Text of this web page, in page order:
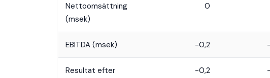
Nettoomsättning
(msek)
0
EBITDA (msek) -0,2
Resultat efter
-0,2